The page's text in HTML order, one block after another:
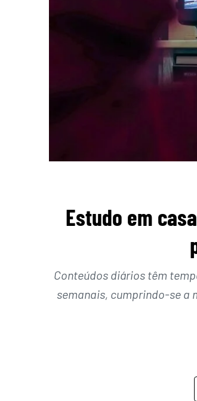
Estudo em
Conteúdos diários têm
semanais, cumprindo-se a